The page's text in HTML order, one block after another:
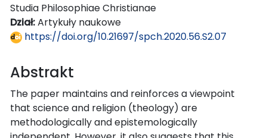
Studia Philosophiae Christianae
Dział:Artykuły naukowe
https://doi.org/10.21697/spch.2020.56.S2.07
Abstrakt
The paper maintains and reinforces a viewpoint
that science and religion (theology) are
methodologically and epistemologically